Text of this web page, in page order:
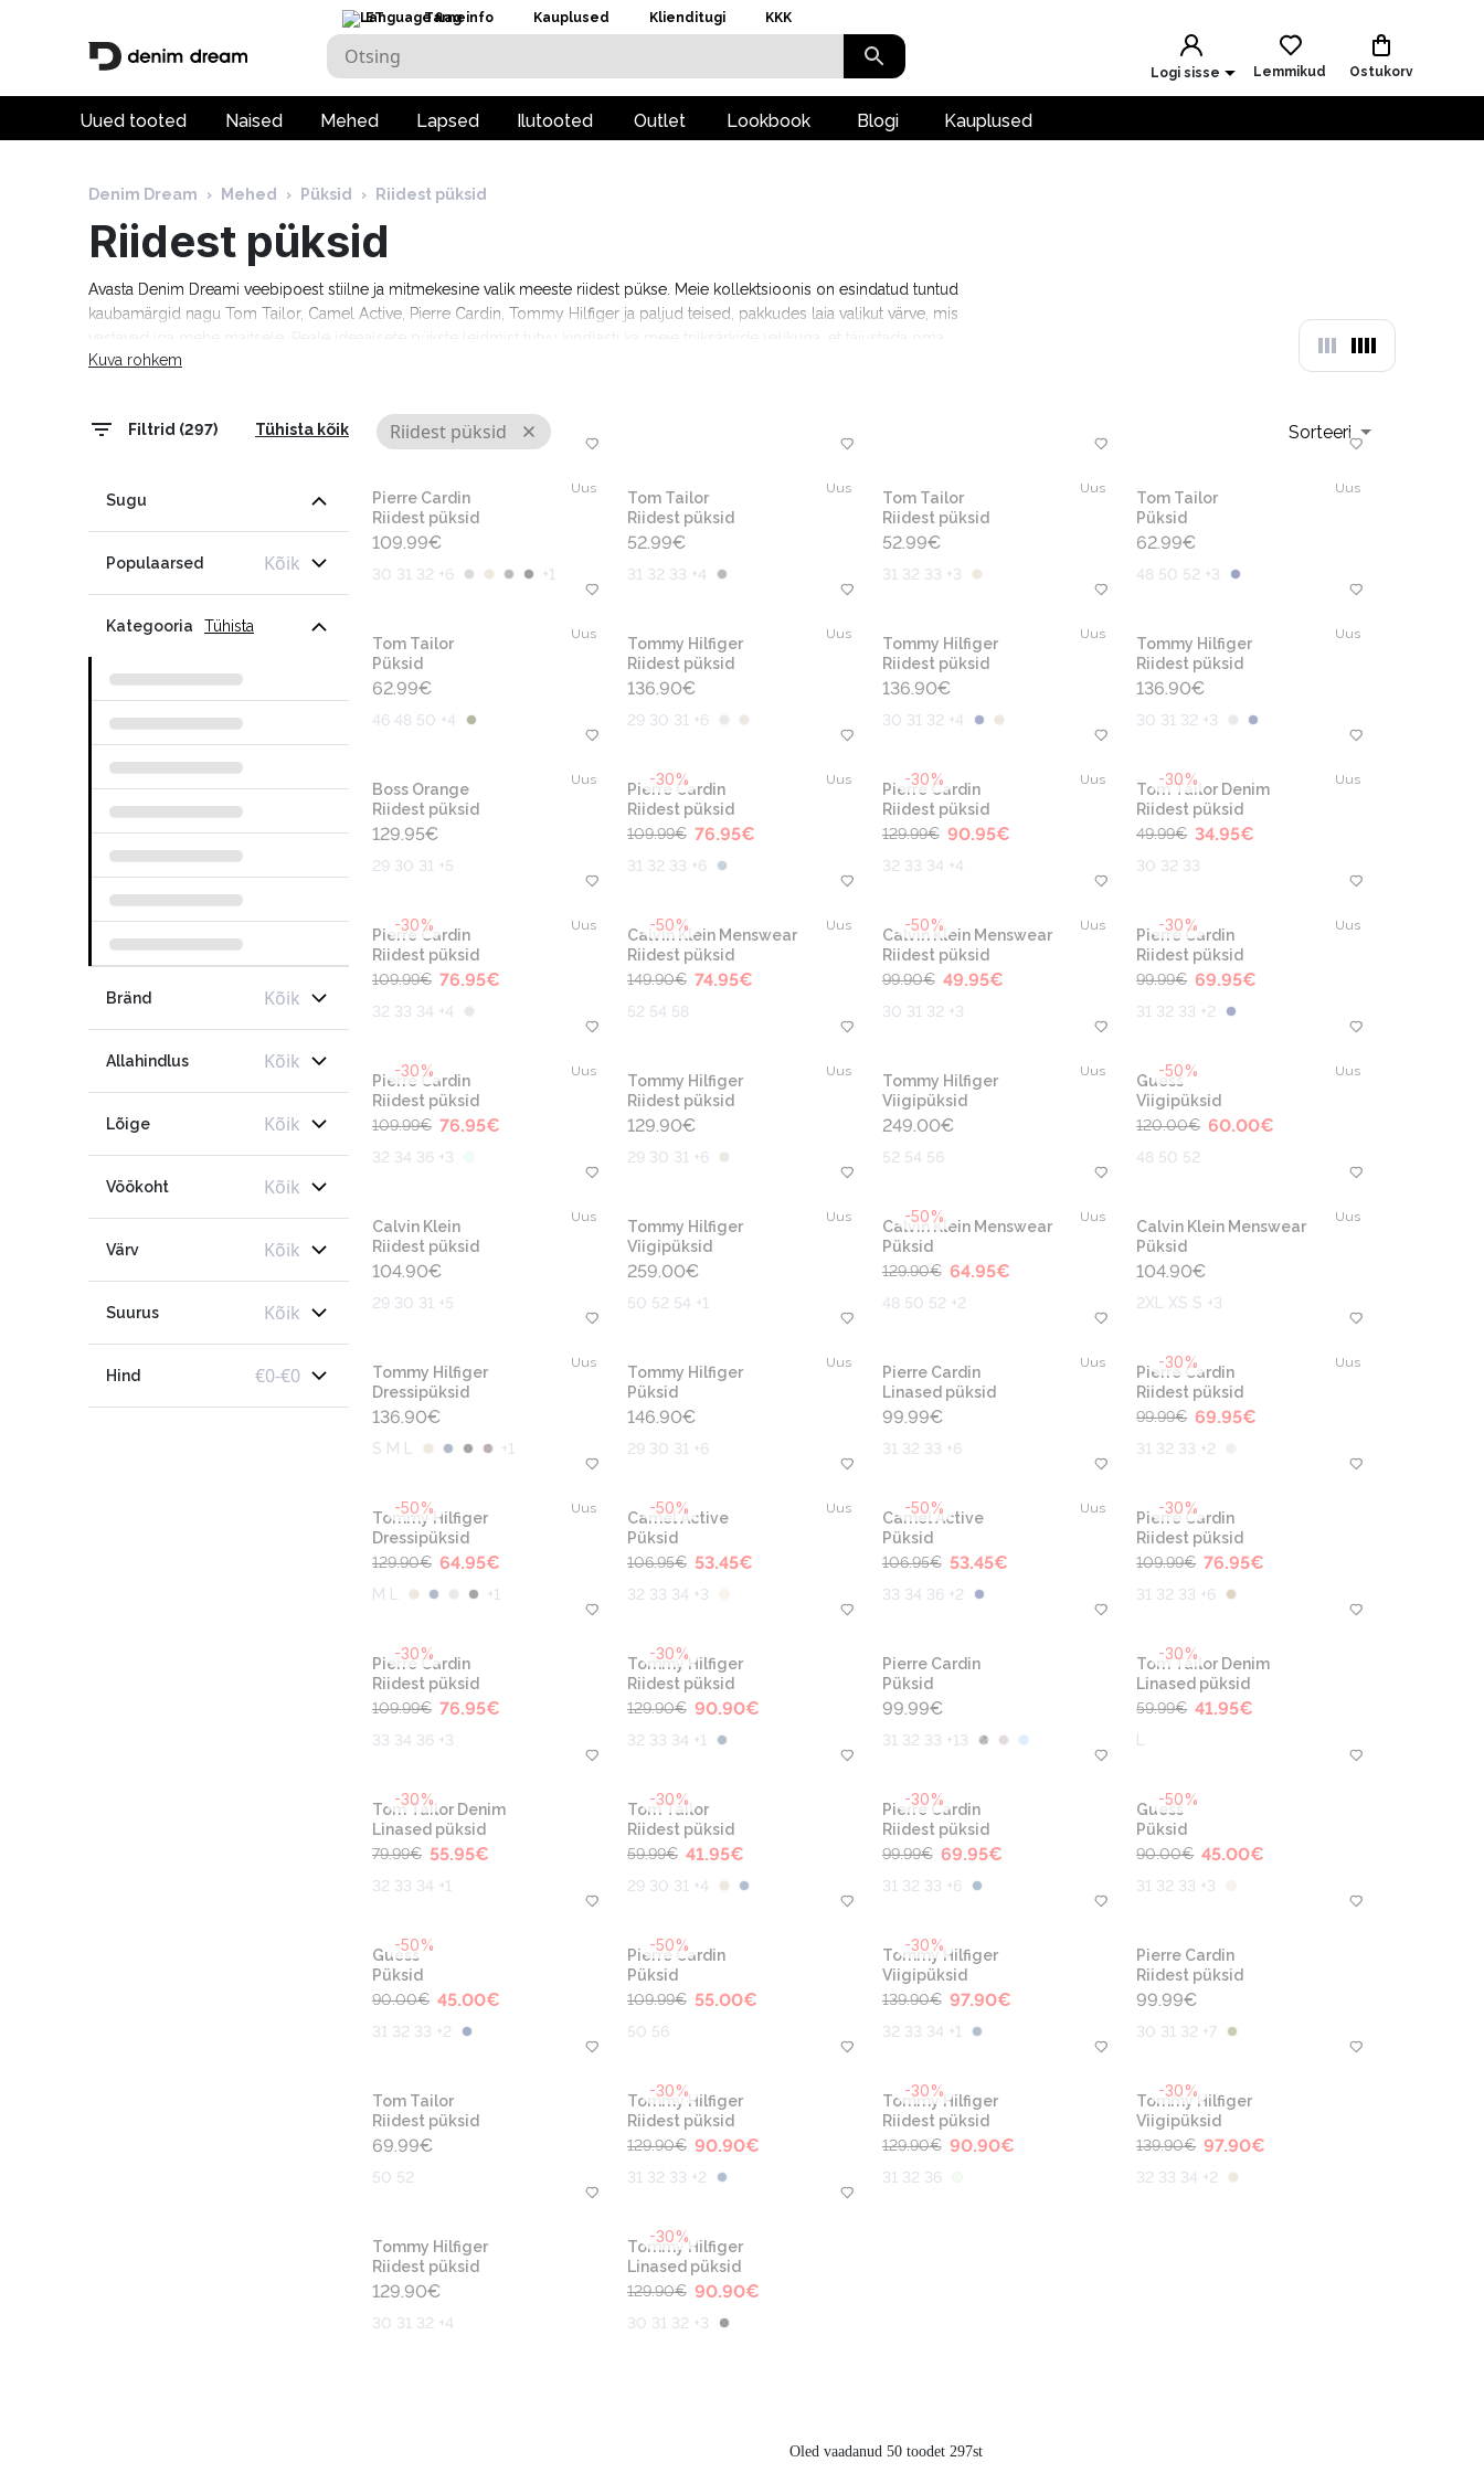
ET Tarneinfo Kauplused Klienditugi KKK
Logi sisse Lemmikud Ostukorv
Uued tooted Naised Mehed Lapsed Ilutooted Outlet Lookbook Blogi Kauplused
Denim Dream › Mehed › Püksid › Riidest püksid
Riidest püksid
Avasta Denim Dreami veebipoest stiilne ja mitmekesine valik meeste riidest pükse. Meie kollektsioonis on esindatud tuntud
kaubamärgid nagu Tom Tailor, Camel Active, Pierre Cardin, Tommy Hilfiger ja paljud teised, pakkudes laia valikut värve, mis
garderoobi ja luua täiuslik komplekt igaks sündmuseks.
Kuva rohkem
Filtrid (297) Tühista kõik
Sugu
Populaarsed Kõik
Kategooria Tühista
Bränd Kõik
Allahindlus Kõik
Lõige Kõik
Vöökoht Kõik
Värv Kõik
Suurus Kõik
Hind €0-€0
Riidest püksid Sorteeri
Uus
Pierre Cardin
Riidest püksid
109.99€
30 31 32 +6 +1
Uus
Tom Tailor
Riidest püksid
52.99€
31 32 33 +4
Uus
Tom Tailor
Riidest püksid
52.99€
31 32 33 +3
Uus
Tom Tailor
Püksid
62.99€
48 50 52 +3
Uus
Tom Tailor
Püksid
62.99€
46 48 50 +4
Uus
Tommy Hilfiger
Riidest püksid
136.90€
29 30 31 +6
Uus
Tommy Hilfiger
Riidest püksid
136.90€
30 31 32 +4
Uus
Tommy Hilfiger
Riidest püksid
136.90€
30 31 32 +3
Uus
Boss Orange
Riidest püksid
129.95€
29 30 31 +5
-30% Uus
Pierre Cardin
Riidest püksid
109.99€ 76.95€
31 32 33 +6
-30% Uus
Pierre Cardin
Riidest püksid
129.99€ 90.95€
32 33 34 +4
-30% Uus
Tom Tailor Denim
Riidest püksid
49.99€ 34.95€
30 32 33
-30% Uus
Pierre Cardin
Riidest püksid
109.99€ 76.95€
32 33 34 +4
-50% Uus
Calvin Klein Menswear
Riidest püksid
149.90€ 74.95€
52 54 58
-50% Uus
Calvin Klein Menswear
Riidest püksid
99.90€ 49.95€
30 31 32 +3
-30% Uus
Pierre Cardin
Riidest püksid
99.99€ 69.95€
31 32 33 +2
-30% Uus
Pierre Cardin
Riidest püksid
109.99€ 76.95€
32 34 36 +3
Uus
Tommy Hilfiger
Riidest püksid
129.90€
29 30 31 +6
Uus
Tommy Hilfiger
Viigipüksid
249.00€
52 54 56
-50% Uus
Guess
Viigipüksid
120.00€ 60.00€
48 50 52
Uus
Calvin Klein
Riidest püksid
104.90€
29 30 31 +5
Uus
Tommy Hilfiger
Viigipüksid
259.00€
50 52 54 +1
-50% Uus
Calvin Klein Menswear
Püksid
129.90€ 64.95€
48 50 52 +2
Uus
Calvin Klein Menswear
Püksid
104.90€
2XL XS S +3
Uus
Tommy Hilfiger
Dressipüksid
136.90€
S M L +1
Uus
Tommy Hilfiger
Püksid
146.90€
29 30 31 +6
Uus
Pierre Cardin
Linased püksid
99.99€
31 32 33 +6
-30% Uus
Pierre Cardin
Riidest püksid
99.99€ 69.95€
31 32 33 +2
-50% Uus
Tommy Hilfiger
Dressipüksid
129.90€ 64.95€
M L +1
-50% Uus
Camel Active
Püksid
106.95€ 53.45€
32 33 34 +3
-50% Uus
Camel Active
Püksid
106.95€ 53.45€
33 34 36 +2
-30%
Pierre Cardin
Riidest püksid
109.99€ 76.95€
31 32 33 +6
-30%
Pierre Cardin
Riidest püksid
109.99€ 76.95€
33 34 36 +3
-30%
Tommy Hilfiger
Riidest püksid
129.90€ 90.90€
32 33 34 +1
Pierre Cardin
Püksid
99.99€
31 32 33 +13
-30%
Tom Tailor Denim
Linased püksid
59.99€ 41.95€
-30%
Tom Tailor Denim
Linased püksid
79.99€ 55.95€
32 33 34 +1
-30%
Tom Tailor
Riidest püksid
59.99€ 41.95€
29 30 31 +4
-30%
Pierre Cardin
Riidest püksid
99.99€ 69.95€
31 32 33 +6
-50%
Guess
Püksid
90.00€ 45.00€
31 32 33 +3
-50%
Guess
Püksid
90.00€ 45.00€
31 32 33 +2
-50%
Pierre Cardin
Püksid
109.99€ 55.00€
50 56
-30%
Tommy Hilfiger
Viigipüksid
139.90€ 97.90€
32 33 34 +1
Pierre Cardin
Riidest püksid
99.99€
30 31 32 +7
Tom Tailor
Riidest püksid
69.99€
50 52
-30%
Tommy Hilfiger
Riidest püksid
129.90€ 90.90€
31 32 33 +2
-30%
Tommy Hilfiger
Riidest püksid
129.90€ 90.90€
31 32 36
-30%
Tommy Hilfiger
Viigipüksid
139.90€ 97.90€
32 33 34 +2
Tommy Hilfiger
Riidest püksid
129.90€
30 31 32 +4
-30%
Tommy Hilfiger
Linased püksid
129.90€ 90.90€
30 31 32 +3
Oled vaadanud 50 toodet 297st